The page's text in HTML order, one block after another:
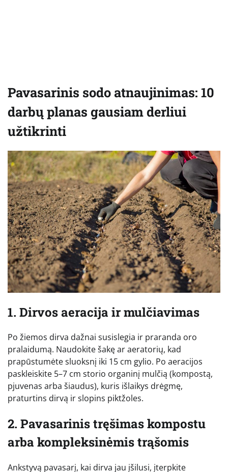
Pavasarinis sodo atnaujinimas: 10
darbų planas gausiam derliui
užtikrinti
1. Dirvos aeracija ir mulčiavimas
Po žiemos dirva dažnai susislegia ir praranda oro
pralaidumą. Naudokite šakę ar aeratorių, kad
prapūstumėte sluoksnį iki 15 cm gylio. Po aeracijos
paskleiskite 5–7 cm storio organinį mulčią (kompostą,
pjuvenas arba šiaudus), kuris išlaikys drėgmę,
praturtins dirvą ir slopins piktžoles.
2. Pavasarinis tręšimas kompostu
arba kompleksinėmis trąšomis
Ankstyvą pavasarį, kai dirva jau įšilusi, įterpkite